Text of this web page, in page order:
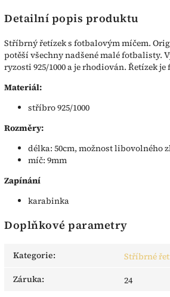
Detailní popis produktu
Stříbrný řetízek s fotbalovým míčem.
potěší všechny nadšené malé fotbalisty.
ryzosti 925/1000 a je rhodiován. Řetízek je
Materiál:
stříbro 925/1000
Rozměry:
délka: 50cm, možnost libovolného
míč: 9mm
Zapínání
karabinka
Doplňkové parametry
Kategorie:
Stříbrné
Záruka: 24